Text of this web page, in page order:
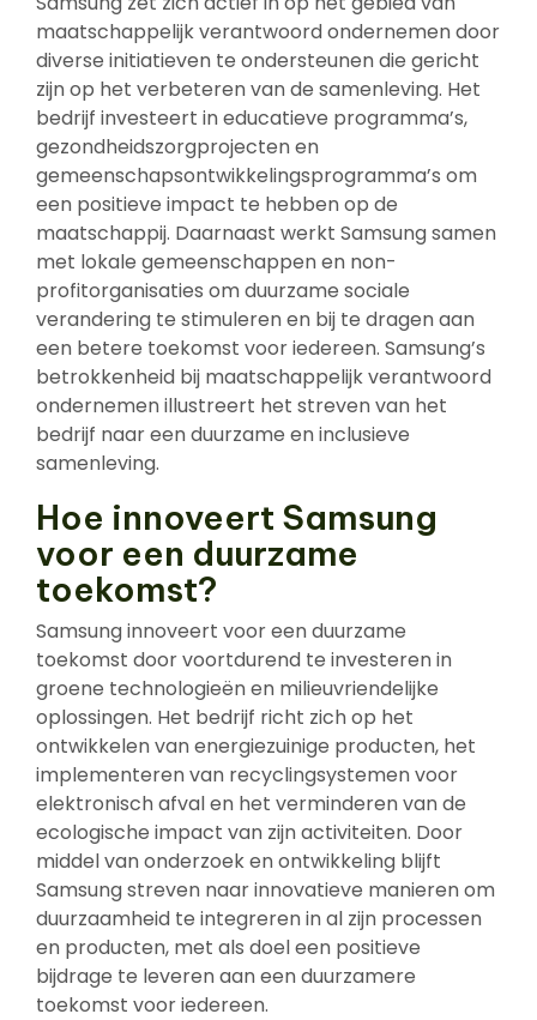
maatschappelijk verantwoord ondernemen door
diverse initiatieven te ondersteunen die gericht
zijn op het verbeteren van de samenleving. Het
bedrijf investeert in educatieve programma’s,
gezondheidszorgprojecten en
gemeenschapsontwikkelingsprogramma’s om
een positieve impact te hebben op de
maatschappij. Daarnaast werkt Samsung samen
met lokale gemeenschappen en non-
profitorganisaties om duurzame sociale
verandering te stimuleren en bij te dragen aan
een betere toekomst voor iedereen. Samsung’s
betrokkenheid bij maatschappelijk verantwoord
ondernemen illustreert het streven van het
bedrijf naar een duurzame en inclusieve
samenleving.
Hoe innoveert Samsung
voor een duurzame
toekomst?
Samsung innoveert voor een duurzame
toekomst door voortdurend te investeren in
groene technologieën en milieuvriendelijke
oplossingen. Het bedrijf richt zich op het
ontwikkelen van energiezuinige producten, het
implementeren van recyclingsystemen voor
elektronisch afval en het verminderen van de
ecologische impact van zijn activiteiten. Door
middel van onderzoek en ontwikkeling blijft
Samsung streven naar innovatieve manieren om
duurzaamheid te integreren in al zijn processen
en producten, met als doel een positieve
bijdrage te leveren aan een duurzamere
toekomst voor iedereen.